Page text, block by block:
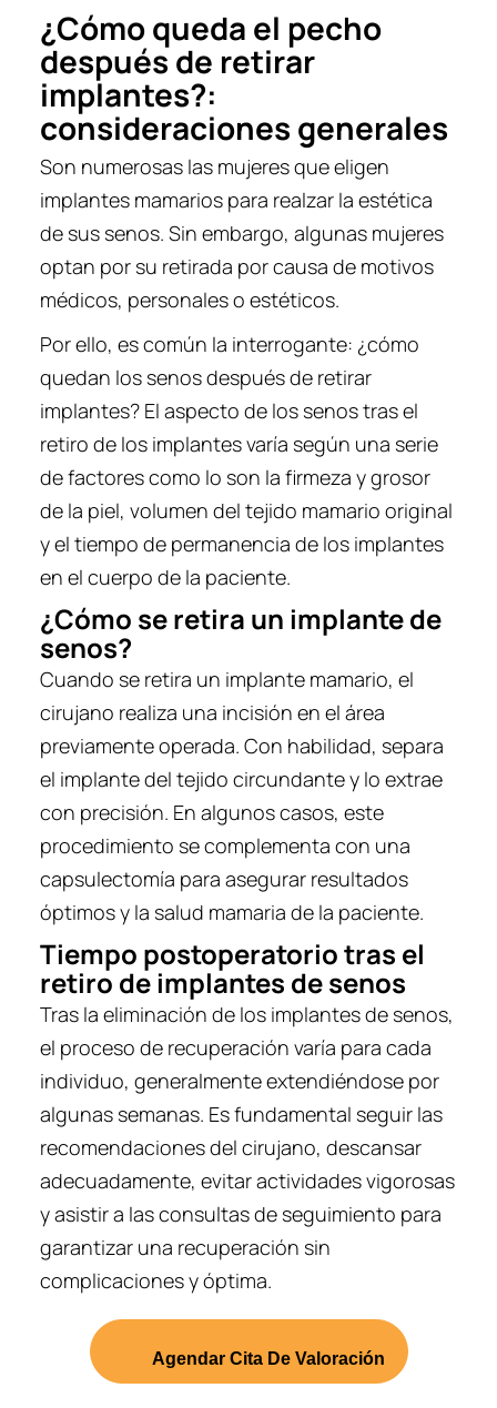
¿Cómo queda el pecho
después de retirar
implantes?:
consideraciones generales
Son numerosas las mujeres que eligen
implantes mamarios para realzar la estética
de sus senos. Sin embargo, algunas mujeres
optan por su retirada por causa de motivos
médicos, personales o estéticos.
Por ello, es común la interrogante: ¿cómo
quedan los senos después de retirar
implantes? El aspecto de los senos tras el
retiro de los implantes varía según una serie
de factores como lo son la firmeza y grosor
de la piel, volumen del tejido mamario original
y el tiempo de permanencia de los implantes
en el cuerpo de la paciente.
¿Cómo se retira un implante de
senos?
Cuando se retira un implante mamario, el
cirujano realiza una incisión en el área
previamente operada. Con habilidad, separa
el implante del tejido circundante y lo extrae
con precisión. En algunos casos, este
procedimiento se complementa con una
capsulectomía para asegurar resultados
óptimos y la salud mamaria de la paciente.
Tiempo postoperatorio tras el
retiro de implantes de senos
Tras la eliminación de los implantes de senos,
el proceso de recuperación varía para cada
individuo, generalmente extendiéndose por
algunas semanas. Es fundamental seguir las
recomendaciones del cirujano, descansar
adecuadamente, evitar actividades vigorosas
y asistir a las consultas de seguimiento para
garantizar una recuperación sin
complicaciones y óptima.
Agendar Cita De Valoración